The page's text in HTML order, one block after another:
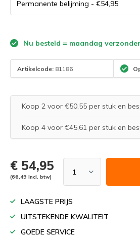
Nu besteld = maandag
Artikelcode: 81186
Koop 2 voor €50,55 per stuk en
Koop 4 voor €45,61 per stuk en
€ 54,95
(66,49 Incl. btw)
LAAGSTE PRIJS
UITSTEKENDE KWALITEIT
GOEDE SERVICE